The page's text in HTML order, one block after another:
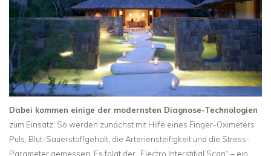
Dabei kommen einige der modernsten Diagnose-Technologien
zum Einsatz. So werden zunächst mit Hilfe eines Finger-Oximeters
Puls, Blut-Sauerstoffgehalt, die Arteriensteifigkeit und die Stress-
Parameter gemessen. Es folgt der „Electro Interstitial Scan“ – ein